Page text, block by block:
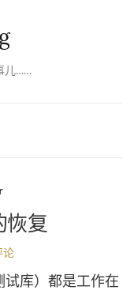
儿……
恢复
论
库）都是工作在